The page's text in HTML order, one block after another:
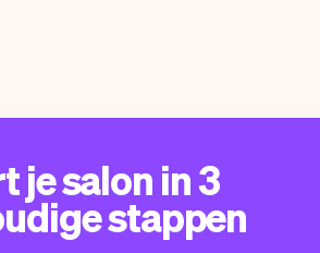
je salon in 3
stappen